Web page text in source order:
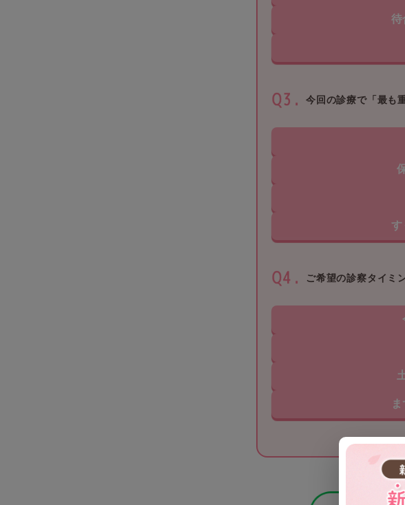
待
今回の診療で「最も
す
ご希望の診察タイミ